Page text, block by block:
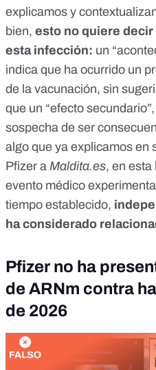
explicamos y
bien, esto no quiere
esta infección: un
indica que ha ocurrido un
de la vacunación, sin
que un “efecto secundario”
sospecha de ser
algo que ya explicamos en
Pfizer a Maldita.es, en esta
evento médico
tiempo establecido,
ha considerado
Pfizer no ha
de ARNm contra
de 2026